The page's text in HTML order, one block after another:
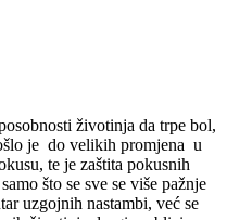
životinja da trpe bol,
je do velikih promjena u
te je zaštita pokusnih
što se sve se više pažnje
uzgojnih nastambi, već se